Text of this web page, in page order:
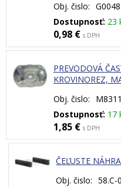
Obj. čislo:
Dostupnosť: 23
0,98 € s DPH
PREVODOVÁ
KROVINOREZ,
Obj. čislo:
Dostupnosť: 17
1,85 € s DPH
ČEĽUSTE
Obj. čislo: 58.C-